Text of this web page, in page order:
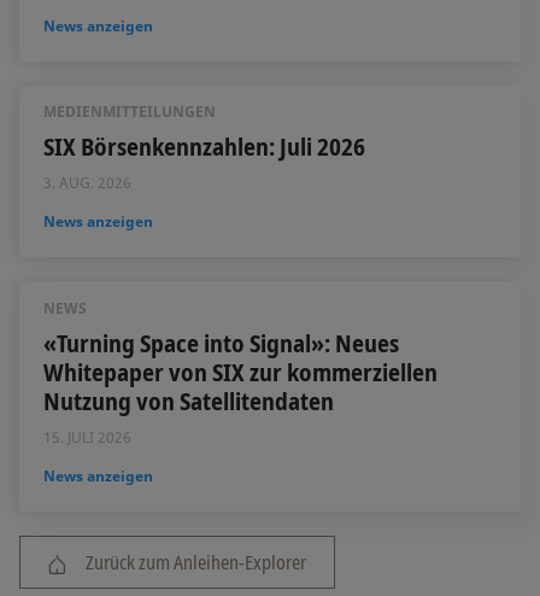
News anzeigen
MEDIENMITTEILUNGEN
SIX Börsenkennzahlen: Juli 2026
3. AUG. 2026
News anzeigen
NEWS
«Turning Space into Signal»: Neues
Whitepaper von SIX zur kommerziellen
Nutzung von Satellitendaten
15. JULI 2026
News anzeigen
Zurück zum Anleihen-Explorer